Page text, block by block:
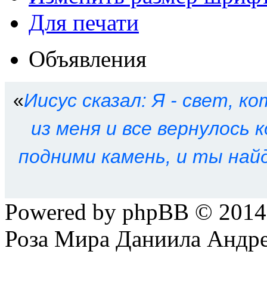
Для печати
Объявления
«Иисус сказал: Я - свет,
из меня и все вернулось
подними камень, и ты
Powered by phpBB ©
Роза Мира Даниила